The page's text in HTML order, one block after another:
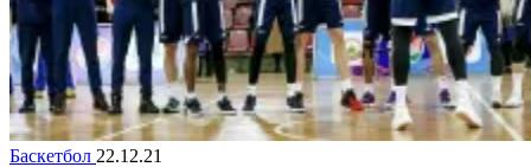
Баскетбол 22.12.21